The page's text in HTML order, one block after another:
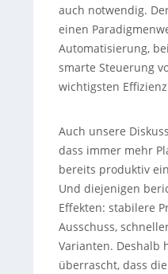
auch notwendig.
einen
Automatisierung,
smarte Steuerung
wichtigsten
Auch unsere
dass immer mehr
bereits produktiv
Und diejenigen
Effekten: stabilere
Ausschuss,
Varianten. Deshalb
überrascht, dass